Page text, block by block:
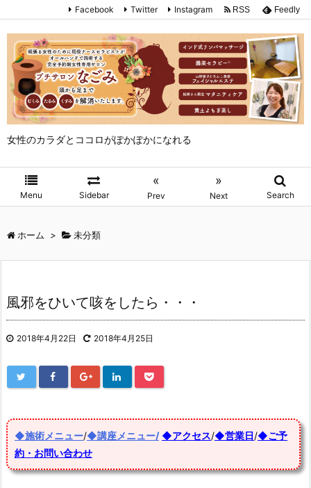
女性のカラダとココロがぽかぽかになれる
Menu Sidebar
«
Prev
»
Next Search
Facebook Twitter Instagram RSS Feedly
ホーム > 未分類
風邪をひいて咳をしたら・・・
2018年4月22日 2018年4月25日
◆施術メニュー/◆講座メニュー/ ◆アクセス/◆営業日/◆ご予
約・お問い合わせ